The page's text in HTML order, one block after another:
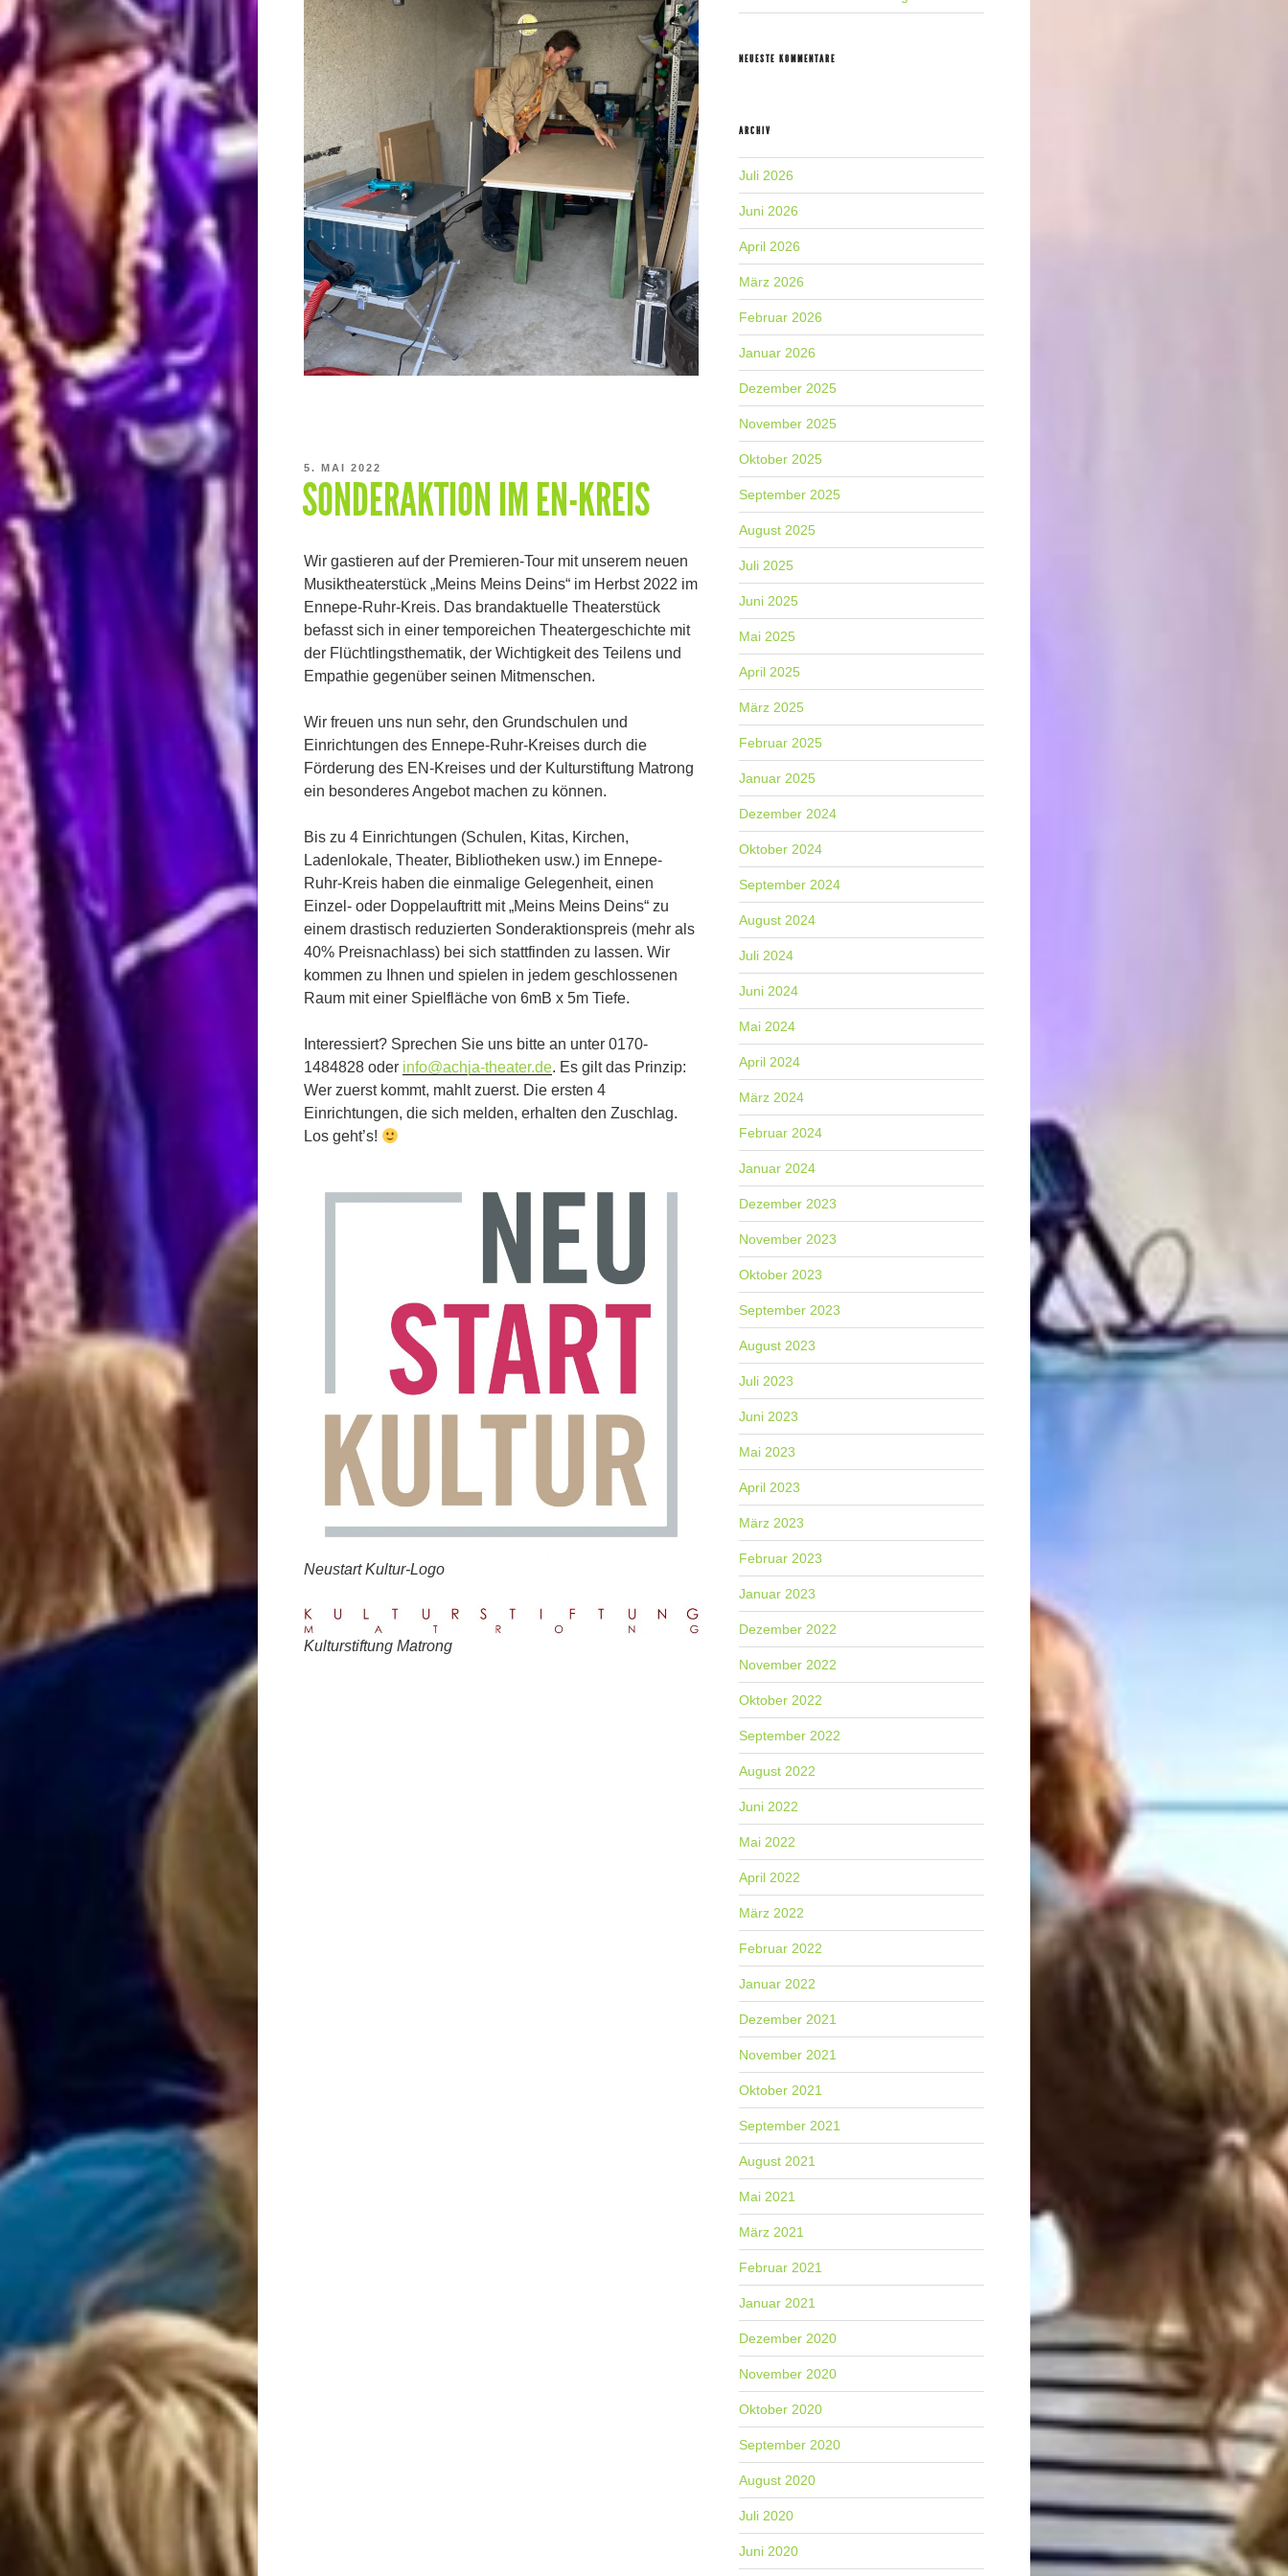
VERÖFFENTLICHT
AM
5. MAI 2022
SONDERAKTION IM EN-KREIS
Wir gastieren auf der Premieren-Tour mit unserem neuen
Musiktheaterstück „Meins Meins Deins“ im Herbst 2022 im
Ennepe-Ruhr-Kreis. Das brandaktuelle Theaterstück
befasst sich in einer temporeichen Theatergeschichte mit
der Flüchtlingsthematik, der Wichtigkeit des Teilens und
Empathie gegenüber seinen Mitmenschen.
Wir freuen uns nun sehr, den Grundschulen und
Einrichtungen des Ennepe-Ruhr-Kreises durch die
Förderung des EN-Kreises und der Kulturstiftung Matrong
ein besonderes Angebot machen zu können.
Bis zu 4 Einrichtungen (Schulen, Kitas, Kirchen,
Ladenlokale, Theater, Bibliotheken usw.) im Ennepe-
Ruhr-Kreis haben die einmalige Gelegenheit, einen
Einzel- oder Doppelauftritt mit „Meins Meins Deins“ zu
einem drastisch reduzierten Sonderaktionspreis (mehr als
40% Preisnachlass) bei sich stattfinden zu lassen. Wir
kommen zu Ihnen und spielen in jedem geschlossenen
Raum mit einer Spielfläche von 6mB x 5m Tiefe.
Interessiert? Sprechen Sie uns bitte an unter 0170-
1484828 oder info@achja-theater.de. Es gilt das Prinzip:
Wer zuerst kommt, mahlt zuerst. Die ersten 4
Einrichtungen, die sich melden, erhalten den Zuschlag.
Los geht’s!
Neustart Kultur-Logo
Kulturstiftung Matrong
NEUESTE KOMMENTARE
ARCHIV
Juli 2026
Juni 2026
April 2026
März 2026
Februar 2026
Januar 2026
Dezember 2025
November 2025
Oktober 2025
September 2025
August 2025
Juli 2025
Juni 2025
Mai 2025
April 2025
März 2025
Februar 2025
Januar 2025
Dezember 2024
Oktober 2024
September 2024
August 2024
Juli 2024
Juni 2024
Mai 2024
April 2024
März 2024
Februar 2024
Januar 2024
Dezember 2023
November 2023
Oktober 2023
September 2023
August 2023
Juli 2023
Juni 2023
Mai 2023
April 2023
März 2023
Februar 2023
Januar 2023
Dezember 2022
November 2022
Oktober 2022
September 2022
August 2022
Juni 2022
Mai 2022
April 2022
März 2022
Februar 2022
Januar 2022
Dezember 2021
November 2021
Oktober 2021
September 2021
August 2021
Mai 2021
März 2021
Februar 2021
Januar 2021
Dezember 2020
November 2020
Oktober 2020
September 2020
August 2020
Juli 2020
Juni 2020